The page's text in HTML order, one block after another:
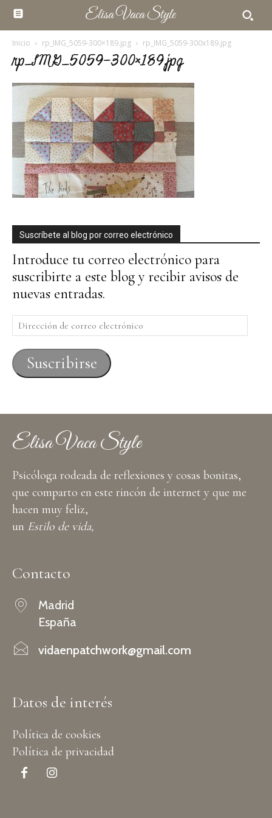
Elisa Vaca Style
Inicio rp_IMG_5059-300×189.jpg rp_IMG_5059-300x189.jpg
rp_IMG_5059-300×189.jpg
Suscríbete al blog por correo electrónico
Introduce tu correo electrónico para
suscribirte a este blog y recibir avisos de
nuevas entradas.
Dirección
de
correo
electrónico
Suscribirse
Elisa Vaca Style
Psicóloga rodeada de reflexiones y cosas bonitas,
que comparto en este rincón de internet y que me
hacen muy feliz,
un Estilo de vida,
Contacto
Madrid
España
vidaenpatchwork@gmail.com
Datos de interés
Política de cookies
Política de privacidad